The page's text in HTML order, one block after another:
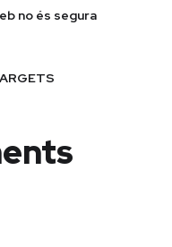
no és segura